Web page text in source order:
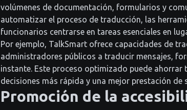
volúmenes de documentación, formularios y
automatizar el proceso de traducción, las
funcionarios centrarse en tareas esenciales en
Por ejemplo, TalkSmart ofrece capacidades de
administradores públicos a traducir mensajes,
instante. Este proceso optimizado puede
decisiones más rápida y una mejor prestación de
Promoción de la